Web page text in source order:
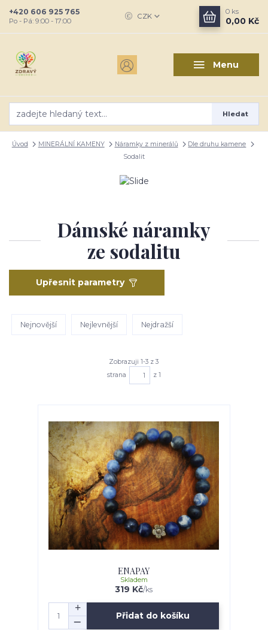
Menu
CZK
Hledat
+420 606 925 765
Po - Pá: 9:00 - 17:00
0 ks
0,00 Kč
Úvod MINERÁLNÍ KAMENY Náramky z minerálů
Dle druhu kamene
Sodalit
Dámské náramky
ze sodalitu
Upřesnit parametry
Nejnovější Nejlevnější Nejdražší
Zobrazuji 1-3 z 3
strana
z 1
ENAPAY
319 Kč/ks
Skladem
Přidat do košíku